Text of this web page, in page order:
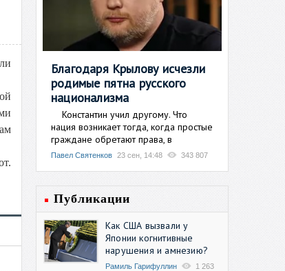
Благодаря Крылову исчезли
родимые пятна русского
национализма
Константин учил другому. Что
нация возникает тогда, когда простые
граждане обретают права, в
Павел Святенков 23 сен, 14:48 343 807
Публикации
Как США вызвали у
Японии когнитивные
нарушения и амнезию?
Рамиль Гарифуллин 1 263